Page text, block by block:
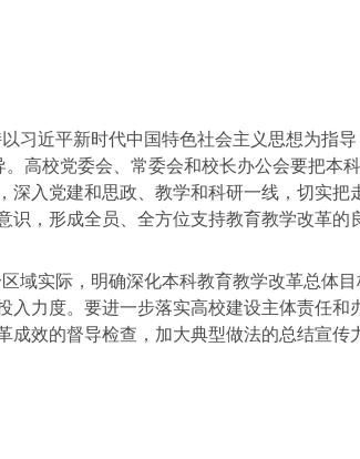
近平新时代中国特色社会主义思想为指
高校党委会、常委会和校长办公会要把本
入党建和思政、教学和科研一线，切实把
，形成全员、全方位支持教育教学改革的
实际，明确深化本科教育教学改革总体
力度。要进一步落实高校建设主体责任和
效的督导检查，加大典型做法的总结宣传